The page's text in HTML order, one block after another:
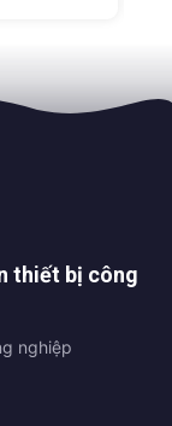
thiết bị công
nghiệp